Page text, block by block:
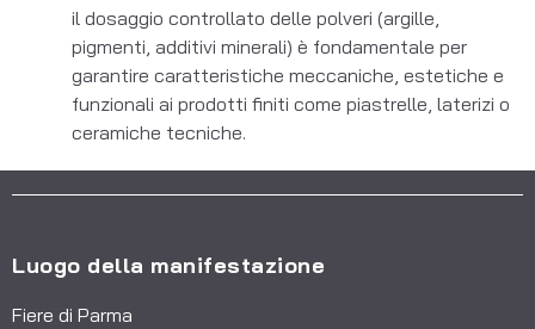
il dosaggio controllato delle polveri (argille,
pigmenti, additivi minerali) è fondamentale per
garantire caratteristiche meccaniche, estetiche e
funzionali ai prodotti finiti come piastrelle, laterizi o
ceramiche tecniche.
Luogo della manifestazione
Fiere di Parma